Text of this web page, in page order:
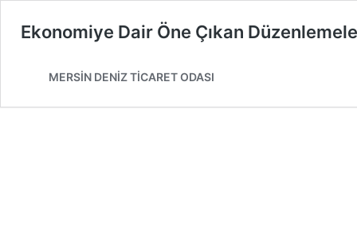
Ekonomiye Dair Öne Çıkan
MERSİN DENİZ TİCARET ODASI